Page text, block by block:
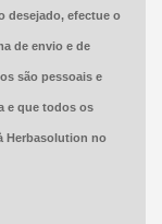
desejado, efectue o
de envio e de
são pessoais e
e que todos os
Herbasolution no